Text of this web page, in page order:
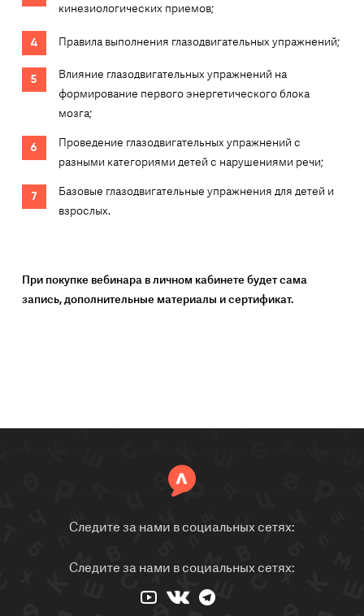
кинезиологических приемов;
Правила выполнения глазодвигательных упражнений;
Влияние глазодвигательных упражнений на
формирование первого энергетического блока
мозга;
Проведение глазодвигательных упражнений с
разными категориями детей с нарушениями речи;
Базовые глазодвигательные упражнения для детей и
взрослых.
При покупке вебинара в личном кабинете будет сама
запись, дополнительные материалы и сертификат.
Следите за нами в социальных сетях:
Следите за нами в социальных сетях: